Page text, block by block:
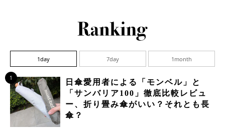
1day 7day 1month
1
日傘愛用者による「モンベル」と
「サンバリア100」徹底比較レビュ
ー、折り畳み傘がいい？それとも長
傘？